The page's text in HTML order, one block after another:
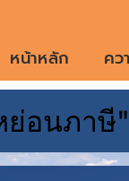
หน้าหลัก คว
อนภาษี